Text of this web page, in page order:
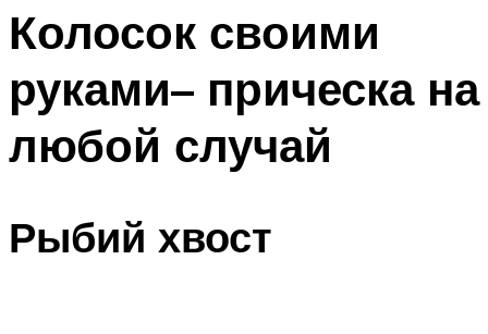
Колосок своими
руками– прическа на
любой случай
Рыбий хвост